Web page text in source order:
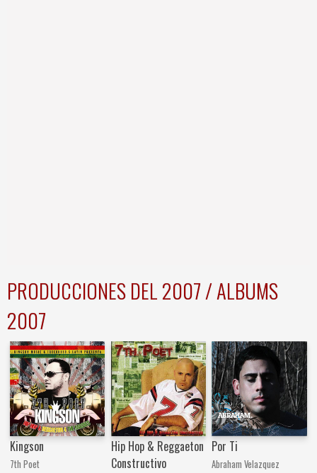
PRODUCCIONES DEL 2007 / ALBUMS
2007
Kingson
7th Poet
Hip Hop & Reggaeton
Constructivo
Por Ti
Abraham Velazquez